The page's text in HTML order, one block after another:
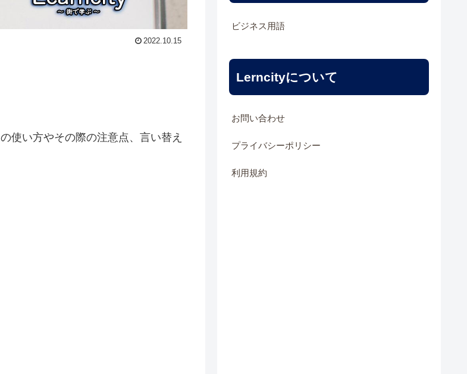
2022.10.15
の使い方やその際の注意点、言い替え
ビジネス用語
Lerncityについて
お問い合わせ
プライバシーポリシー
利用規約